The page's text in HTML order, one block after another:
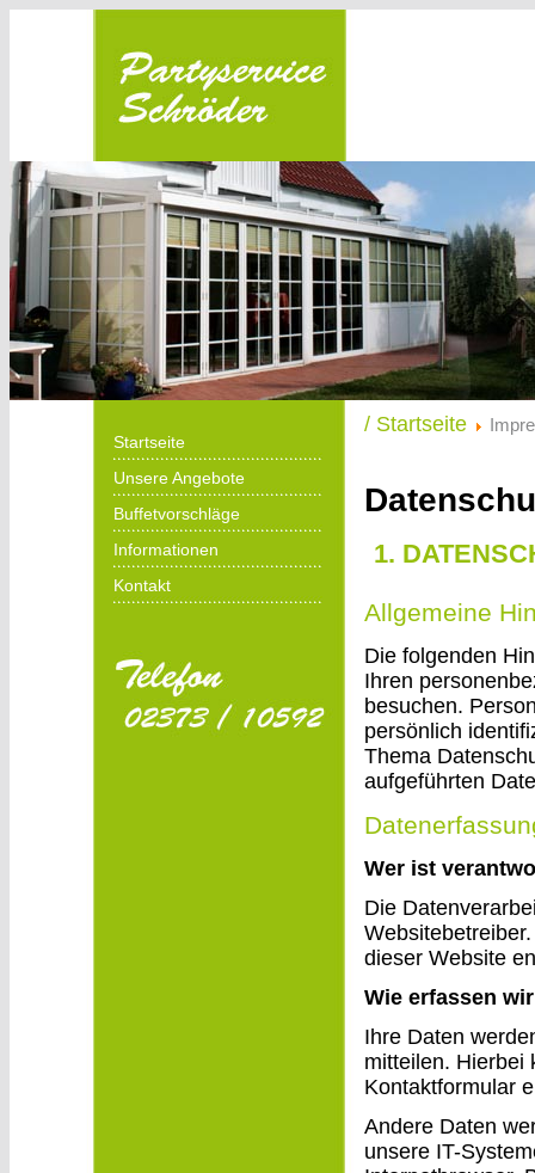
Partyservice
Schröder in
Menden
Startseite
Unsere Angebote
Buffetvorschläge
Informationen
Kontakt
/ Startseite
1.
Allgemeine
Die folgenden
Ihren
besuchen.
persönlich
Thema
aufgeführten
Wer ist
Die
dieser Website
Wie erfassen
Ihre Daten
mitteilen. Hierbei
Kontaktformular
Andere Daten
unsere IT-